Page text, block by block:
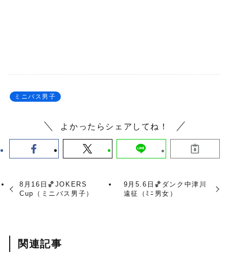
ミニバス男子
よかったらシェアしてね！
8月16日🏀JOKERS
Cup（ミニバス男子）
9月5.6日🏀ダンク中津川
遠征（ﾐﾆ男女）
関連記事